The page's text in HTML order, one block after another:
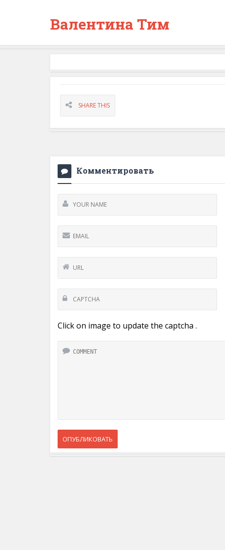
Валентина Тим
SHARE THIS
Комментировать
Click on image to update the captcha .